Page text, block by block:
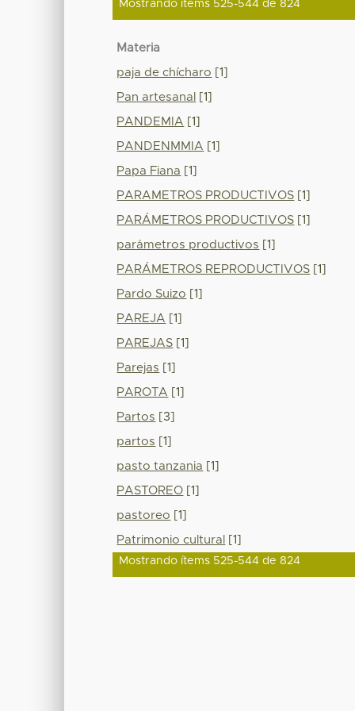
Mostrando ítems 525-544 de 824
Materia
paja de chícharo [1]
Pan artesanal [1]
PANDEMIA [1]
PANDENMMIA [1]
Papa Fiana [1]
PARAMETROS PRODUCTIVOS [1]
PARÁMETROS PRODUCTIVOS [1]
parámetros productivos [1]
PARÁMETROS REPRODUCTIVOS [1]
Pardo Suizo [1]
PAREJA [1]
PAREJAS [1]
Parejas [1]
PAROTA [1]
Partos [3]
partos [1]
pasto tanzania [1]
PASTOREO [1]
pastoreo [1]
Patrimonio cultural [1]
Mostrando ítems 525-544 de 824